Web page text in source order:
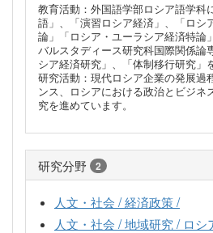
教育活動：外国語学部ロシア語学科
語」、「演習ロシア経済」、「ロシ
論」「ロシア・ユーラシア経済特論
バルスタディース研究科国際関係論
シア経済研究」、「体制移行研究」
研究活動：現代ロシア企業の発展過
ンス、ロシアにおける政治とビジネ
究を進めています。
研究分野 2
人文・社会 / 経済政策 /
人文・社会 / 地域研究 / ロシ